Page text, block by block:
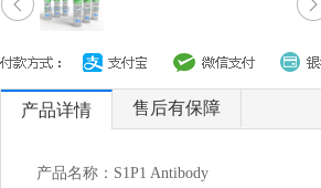
产品详情 售后有保障
产品名称：S1P1 Antibody